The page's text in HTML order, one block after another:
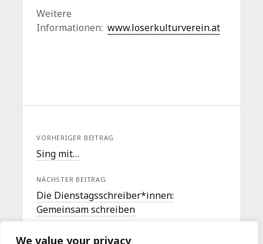
We value your privacy
Weitere
Informationen:www.loserkulturverein.at
VORHERIGER BEITRAG
Sing mit…
NÄCHSTER BEITRAG
Die Dienstagsschreiber*innen:
Gemeinsam schreiben